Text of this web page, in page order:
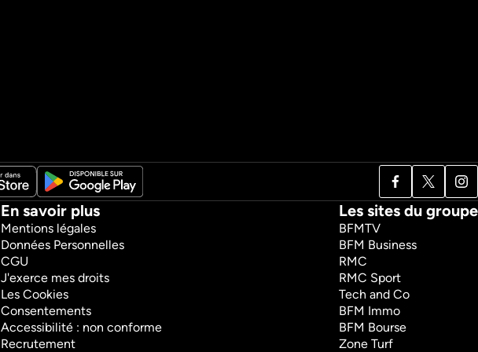
En savoir plus
Mentions légales
Données Personnelles
CGU
J'exerce mes droits
Les Cookies
Consentements
Accessibilité : non conforme
Recrutement
Les sites du groupe
BFMTV
BFM Business
RMC
RMC Sport
Tech and Co
BFM Immo
BFM Bourse
Zone Turf